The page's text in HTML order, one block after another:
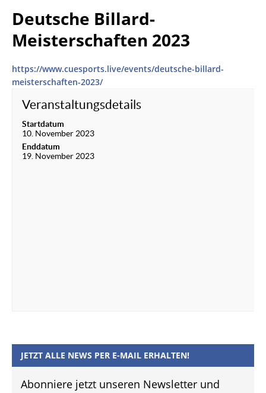
Deutsche Billard-
Meisterschaften 2023
https://www.cuesports.live/events/deutsche-billard-
meisterschaften-2023/
Veranstaltungsdetails
Startdatum
10. November 2023
Enddatum
19. November 2023
JETZT ALLE NEWS PER E-MAIL ERHALTEN!
Abonniere jetzt unseren Newsletter und